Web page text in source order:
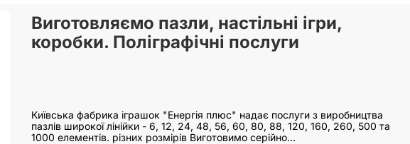
Виготовляємо пазли, настільні ігри,
коробки. Поліграфічні послуги
Київська фабрика іграшок "Енергія плюс" надає послуги з виробництва
пазлів широкої лінійки - 6, 12, 24, 48, 56, 60, 80, 88, 120, 160, 260, 500 та
1000 елементів. різних розмірів Виготовимо серійно…